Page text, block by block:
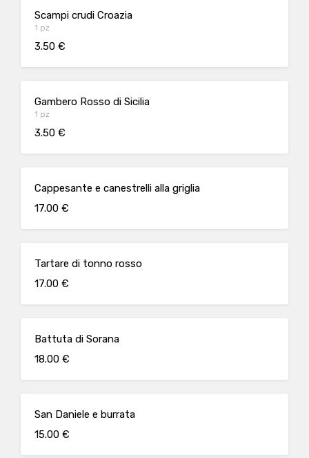
Scampi crudi Croazia
1 pz
3.50 €
Gambero Rosso di Sicilia
1 pz
3.50 €
Cappesante e canestrelli alla griglia
17.00 €
Tartare di tonno rosso
17.00 €
Battuta di Sorana
18.00 €
San Daniele e burrata
15.00 €